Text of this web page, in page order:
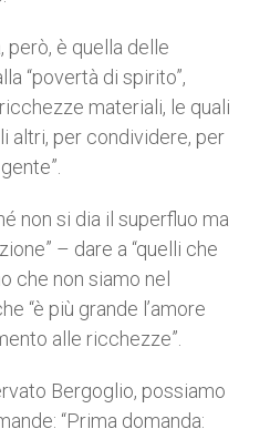
però, è quella delle
“povertà di spirito”,
materiali, le quali
altri, per condividere, per
non si dia il superfluo ma
– dare a “quelli che
che non siamo nel
“è più grande l’amore
alle ricchezze”.
Bergoglio, possiamo
“Prima domanda: